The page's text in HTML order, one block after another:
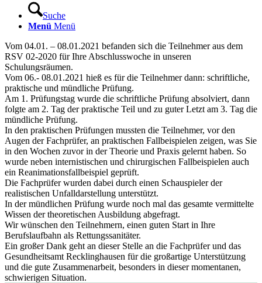
Suche
Menü Menü
Vom 04.01. – 08.01.2021 befanden sich die Teilnehmer aus dem
RSV 02-2020 für Ihre Abschlusswoche in unseren
Schulungsräumen.
Vom 06.- 08.01.2021 hieß es für die Teilnehmer dann: schriftliche,
praktische und mündliche Prüfung.
Am 1. Prüfungstag wurde die schriftliche Prüfung absolviert, dann
folgte am 2. Tag der praktische Teil und zu guter Letzt am 3. Tag die
mündliche Prüfung.
In den praktischen Prüfungen mussten die Teilnehmer, vor den
Augen der Fachprüfer, an praktischen Fallbeispielen zeigen, was Sie
in den Wochen zuvor in der Theorie und Praxis gelernt haben. So
wurde neben internistischen und chirurgischen Fallbeispielen auch
ein Reanimationsfallbeispiel geprüft.
Die Fachprüfer wurden dabei durch einen Schauspieler der
realistischen Unfalldarstellung unterstützt.
In der mündlichen Prüfung wurde noch mal das gesamte vermittelte
Wissen der theoretischen Ausbildung abgefragt.
Wir wünschen den Teilnehmern, einen guten Start in Ihre
Berufslaufbahn als Rettungssanitäter.
Ein großer Dank geht an dieser Stelle an die Fachprüfer und das
Gesundheitsamt Recklinghausen für die großartige Unterstützung
und die gute Zusammenarbeit, besonders in dieser momentanen,
schwierigen Situation.